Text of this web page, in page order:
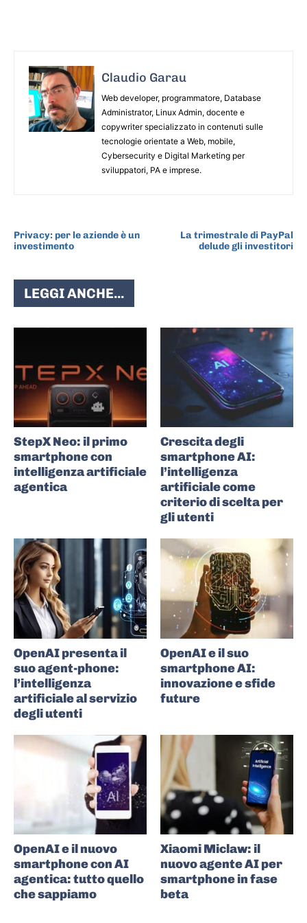
Claudio Garau
Web developer, programmatore, Database
Administrator, Linux Admin, docente e
copywriter specializzato in contenuti sulle
tecnologie orientate a Web, mobile,
Cybersecurity e Digital Marketing per
sviluppatori, PA e imprese.
Privacy: per le aziende è un
investimento
La trimestrale di PayPal
delude gli investitori
LEGGI ANCHE...
StepX Neo: il primo
smartphone con
intelligenza artificiale
agentica
Crescita degli
smartphone AI:
l’intelligenza
artificiale come
criterio di scelta per
gli utenti
OpenAI presenta il
suo agent-phone:
l’intelligenza
artificiale al servizio
degli utenti
OpenAI e il suo
smartphone AI:
innovazione e sfide
future
OpenAI e il nuovo
smartphone con AI
agentica: tutto quello
che sappiamo
Xiaomi Miclaw: il
nuovo agente AI per
smartphone in fase
beta